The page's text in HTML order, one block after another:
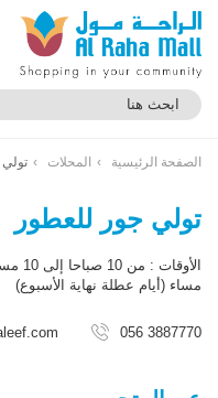
الصفحة الرئيسية المحلات
تولي جور للعطور
مساء (أيام عطلة نهاية الأسبوع)
056 3887770